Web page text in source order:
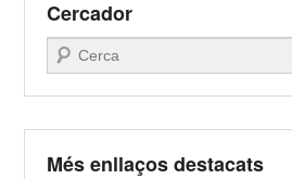
Cercador
Search
Més enllaços destacats